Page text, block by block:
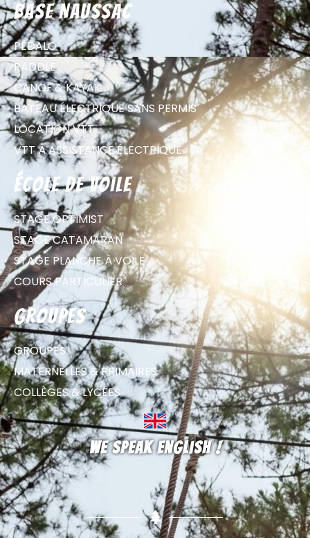
Base Naussac
PÉDALO
PADDLE
CANOË & KAYAK
BATEAU ÉLECTRIQUE SANS PERMIS
LOCATION VTT
VTT À ASSISTANCE ÉLECTRIQUE
école de voile
STAGE OPTIMIST
STAGE CATAMARAN
STAGE PLANCHE À VOILE
COURS PARTICULIER
groupes
GROUPES
MATERNELLES & PRIMAIRES
COLLÈGES & LYCÉES
We speak english !